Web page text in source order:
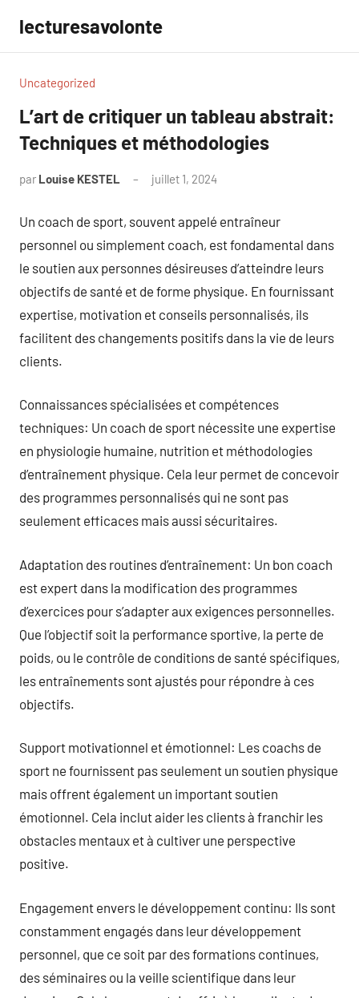
contenu
lecturesavolonte
Uncategorized
L’art de critiquer un tableau abstrait:
Techniques et méthodologies
par Louise KESTEL juillet 1, 2024
Un coach de sport, souvent appelé entraîneur
personnel ou simplement coach, est fondamental dans
le soutien aux personnes désireuses d’atteindre leurs
objectifs de santé et de forme physique. En fournissant
expertise, motivation et conseils personnalisés, ils
facilitent des changements positifs dans la vie de leurs
clients.
Connaissances spécialisées et compétences
techniques: Un coach de sport nécessite une expertise
en physiologie humaine, nutrition et méthodologies
d’entraînement physique. Cela leur permet de concevoir
des programmes personnalisés qui ne sont pas
seulement efficaces mais aussi sécuritaires.
Adaptation des routines d’entraînement: Un bon coach
est expert dans la modification des programmes
d’exercices pour s’adapter aux exigences personnelles.
Que l’objectif soit la performance sportive, la perte de
poids, ou le contrôle de conditions de santé spécifiques,
les entraînements sont ajustés pour répondre à ces
objectifs.
Support motivationnel et émotionnel: Les coachs de
sport ne fournissent pas seulement un soutien physique
mais offrent également un important soutien
émotionnel. Cela inclut aider les clients à franchir les
obstacles mentaux et à cultiver une perspective
positive.
Engagement envers le développement continu: Ils sont
constamment engagés dans leur développement
personnel, que ce soit par des formations continues,
des séminaires ou la veille scientifique dans leur